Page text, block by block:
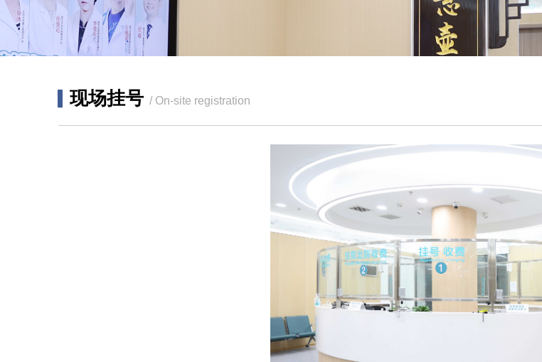
▎现场挂号 / On-site registration